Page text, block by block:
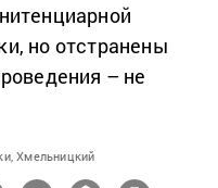
но отстранены
– не
Хмельницкий